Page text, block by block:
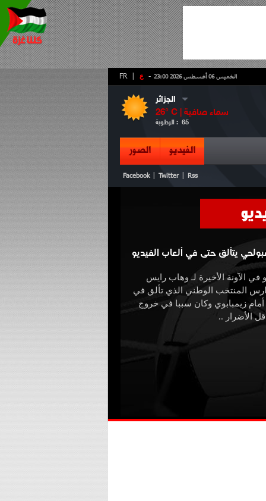
- ع FR الخميس 06 أغسطس 2026 23:00
الجزائر
26° C | سماء صافية
الرطوبة : 65
الفيديو الصور
Facebook Twitter Rss
يتألق حتى في ألعاب الفيديو
في الآونة الأخيرة لـ وهاب رايس
المنتخب الوطني الذي تألق في
أمام زيمبابوي وكان سببا في خروج
الأضرار ..